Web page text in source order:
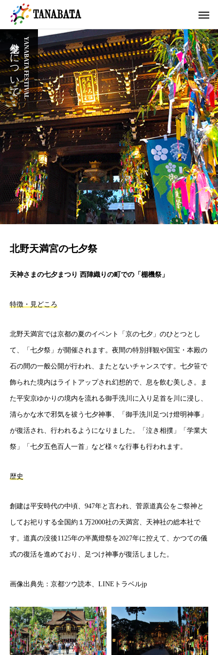
YANABATA FESTIVAL
七夕祭りについて
北野天満宮の七夕祭
天神さまの七夕まつり 西陣織りの町での「棚機祭」
特徴・見どころ
北野天満宮では京都の夏のイベント「京の七夕」のひとつとし
て、「七夕祭」が開催されます。夜間の特別拝観や国宝・本殿の
石の間の一般公開が行われ、またとないチャンスです。七夕笹で
飾られた境内はライトアップされ幻想的で、息を飲む美しさ。ま
た平安京ゆかりの境内を流れる御手洗川に入り足首を川に浸し、
清らかな水で邪気を祓う七夕神事、「御手洗川足つけ燈明神事」
が復活され、行われるようになりました。「泣き相撲」「学業大
祭」「七夕五色百人一首」など様々な行事も行われます。
歴史
創建は平安時代の中頃、947年と言われ、菅原道真公をご祭神と
してお祀りする全国約１万2000社の天満宮、天神社の総本社で
す。道真の没後1125年の半萬燈祭を2027年に控えて、かつての儀
式の復活を進めており、足つけ神事が復活しました。
画像出典先：京都ツウ読本、LINEトラベルjp